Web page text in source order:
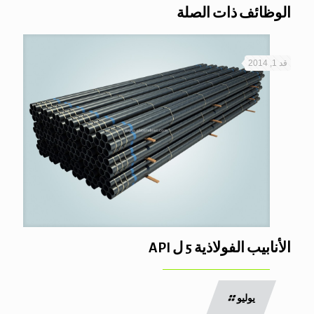
الوظائف ذات الصلة
قد 1, 2014
الأنابيب الفولاذية 5 ل API
يوليو